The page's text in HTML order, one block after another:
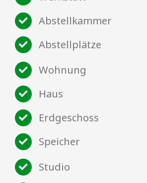
Abstellkammer
Abstellplätze
Wohnung
Haus
Erdgeschoss
Speicher
Studio